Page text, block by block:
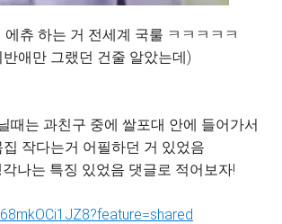
에츄 하는 거 전세계 국룰 ㅋㅋㅋㅋㅋ
반애만 그랬던 건줄 알았는데)
때는 과친구 중에 쌀포대 안에 들어가서
집 작다는거 어필하던 거 있었음
나는 특징 있었음 댓글로 적어보자!